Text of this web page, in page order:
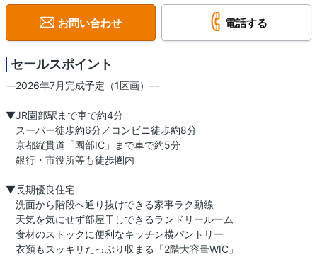
お問い合わせ 電話する
セールスポイント
―2026年7月完成予定（1区画）―
▼JR園部駅まで車で約4分
スーパー徒歩約6分／コンビニ徒歩約8分
京都縦貫道「園部IC」まで車で約5分
銀行・市役所等も徒歩圏内
▼長期優良住宅
洗面から階段へ通り抜けできる家事ラク動線
天気を気にせず部屋干しできるランドリールーム
食材のストックに便利なキッチン横パントリー
衣類もスッキリたっぷり収まる「2階大容量WIC」